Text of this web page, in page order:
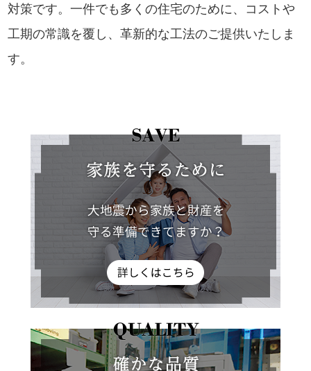
対策です。一件でも多くの住宅のために、コストや
工期の常識を覆し、革新的な工法のご提供いたしま
す。